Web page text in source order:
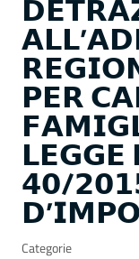
𝗣𝗘𝗥
𝗟𝗘𝗚𝗚𝗘
𝟰𝟬/
Categorie